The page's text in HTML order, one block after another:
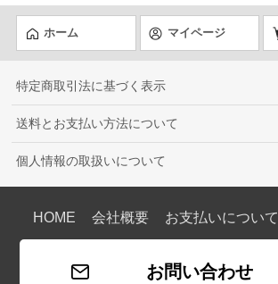
ホーム マイページ
特定商取引法に基づく表示
送料とお支払い方法について
個人情報の取扱いについて
HOME 会社概要 お支払いについて
お問い合わせ